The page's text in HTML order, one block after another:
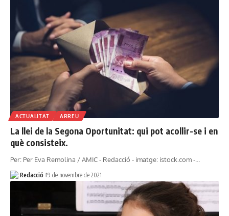
ACTUALITAT ARREU
La llei de la Segona Oportunitat: qui pot acollir-se i en
què consisteix.
Per: Per Eva Remolina / AMIC - Redacció - imatge: istock.com -…
Redacció 19 de novembre de 2021